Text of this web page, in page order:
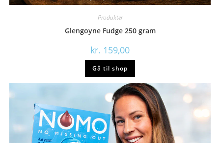
Produkter
Glengoyne Fudge 250 gram
kr. 159,00
Gå til shop